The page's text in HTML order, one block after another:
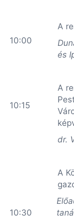
10:00
A
és
10:15
A
dr.
10:30
A